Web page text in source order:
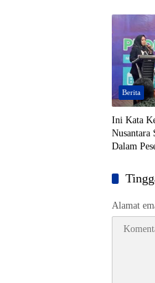
Berita
Ini Kata
Nusantara
Dalam
Alamat